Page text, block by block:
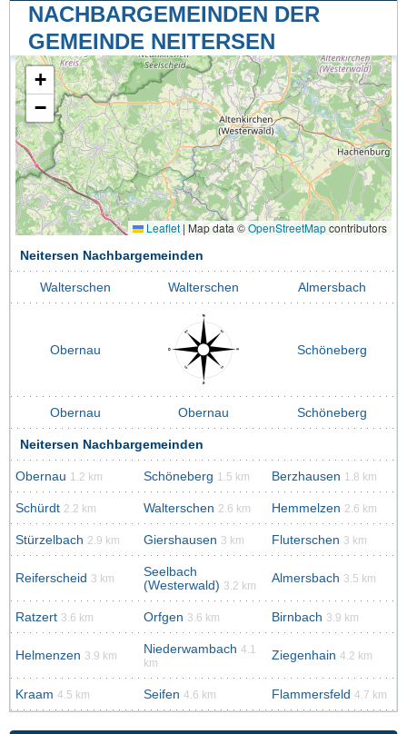
NACHBARGEMEINDEN DER
GEMEINDE NEITERSEN
+
−
Leaflet | Map data ©OpenStreetMapcontributors
Neitersen Nachbargemeinden
Walterschen Walterschen Almersbach
Obernau Schöneberg
Obernau Obernau Schöneberg
Neitersen Nachbargemeinden
Obernau 1.2 km Schöneberg 1.5 km Berzhausen 1.8 km
Schürdt 2.2 km Walterschen 2.6 km Hemmelzen 2.6 km
Stürzelbach 2.9 km Giershausen 3 km Fluterschen 3 km
Reiferscheid 3 km
Seelbach
(Westerwald) 3.2 km
Almersbach 3.5 km
Ratzert 3.6 km Orfgen 3.6 km Birnbach 3.9 km
Helmenzen 3.9 km Niederwambach 4.1
km
Ziegenhain 4.2 km
Kraam 4.5 km Seifen 4.6 km Flammersfeld 4.7 km